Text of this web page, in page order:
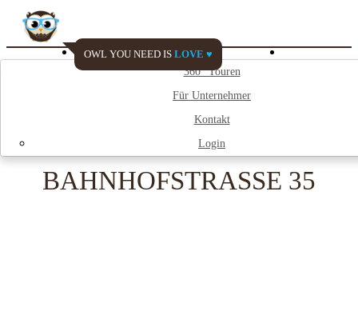
360° Touren
Für Unternehmer
Kontakt
Login
OWL YOU NEED IS LOVE ♥
Watch My City
BAHNHOFSTRASSE 35